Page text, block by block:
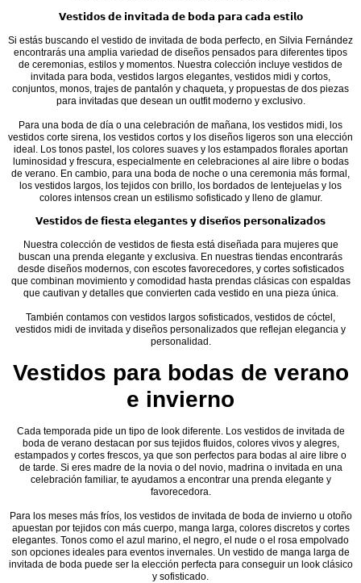
𝗩𝗲𝘀𝘁𝗶𝗱𝗼𝘀 𝗱𝗲 𝗶𝗻𝘃𝗶𝘁𝗮𝗱𝗮 𝗱𝗲 𝗯𝗼𝗱𝗮 𝗽𝗮𝗿𝗮 𝗰𝗮𝗱𝗮 𝗲𝘀𝘁𝗶𝗹𝗼
Si estás buscando el vestido de invitada de boda perfecto, en Silvia Fernández
encontrarás una amplia variedad de diseños pensados para diferentes tipos
de ceremonias, estilos y momentos. Nuestra colección incluye vestidos de
invitada para boda, vestidos largos elegantes, vestidos midi y cortos,
conjuntos, monos, trajes de pantalón y chaqueta, y propuestas de dos piezas
para invitadas que desean un outfit moderno y exclusivo.
Para una boda de día o una celebración de mañana, los vestidos midi, los
vestidos corte sirena, los vestidos cortos y los diseños ligeros son una elección
ideal. Los tonos pastel, los colores suaves y los estampados florales aportan
luminosidad y frescura, especialmente en celebraciones al aire libre o bodas
de verano. En cambio, para una boda de noche o una ceremonia más formal,
los vestidos largos, los tejidos con brillo, los bordados de lentejuelas y los
colores intensos crean un estilismo sofisticado y lleno de glamur.
𝗩𝗲𝘀𝘁𝗶𝗱𝗼𝘀 𝗱𝗲 𝗳𝗶𝗲𝘀𝘁𝗮 𝗲𝗹𝗲𝗴𝗮𝗻𝘁𝗲𝘀 𝘆 𝗱𝗶𝘀𝗲𝗻̃𝗼𝘀 𝗽𝗲𝗿𝘀𝗼𝗻𝗮𝗹𝗶𝘇𝗮𝗱𝗼𝘀
Nuestra colección de vestidos de fiesta está diseñada para mujeres que
buscan una prenda elegante y exclusiva. En nuestras tiendas encontrarás
desde diseños modernos, con escotes favorecedores, y cortes sofisticados
que combinan movimiento y comodidad hasta prendas clásicas con espaldas
que cautivan y detalles que convierten cada vestido en una pieza única.
También contamos con vestidos largos sofisticados, vestidos de cóctel,
vestidos midi de invitada y diseños personalizados que reflejan elegancia y
personalidad.
Vestidos para bodas de verano
e invierno
Cada temporada pide un tipo de look diferente. Los vestidos de invitada de
boda de verano destacan por sus tejidos fluidos, colores vivos y alegres,
estampados y cortes frescos, ya que son perfectos para bodas al aire libre o
de tarde. Si eres madre de la novia o del novio, madrina o invitada en una
celebración familiar, te ayudamos a encontrar una prenda elegante y
favorecedora.
Para los meses más fríos, los vestidos de invitada de boda de invierno u otoño
apuestan por tejidos con más cuerpo, manga larga, colores discretos y cortes
elegantes. Tonos como el azul marino, el negro, el nude o el rosa empolvado
son opciones ideales para eventos invernales. Un vestido de manga larga de
invitada de boda puede ser la elección perfecta para conseguir un look clásico
y sofisticado.